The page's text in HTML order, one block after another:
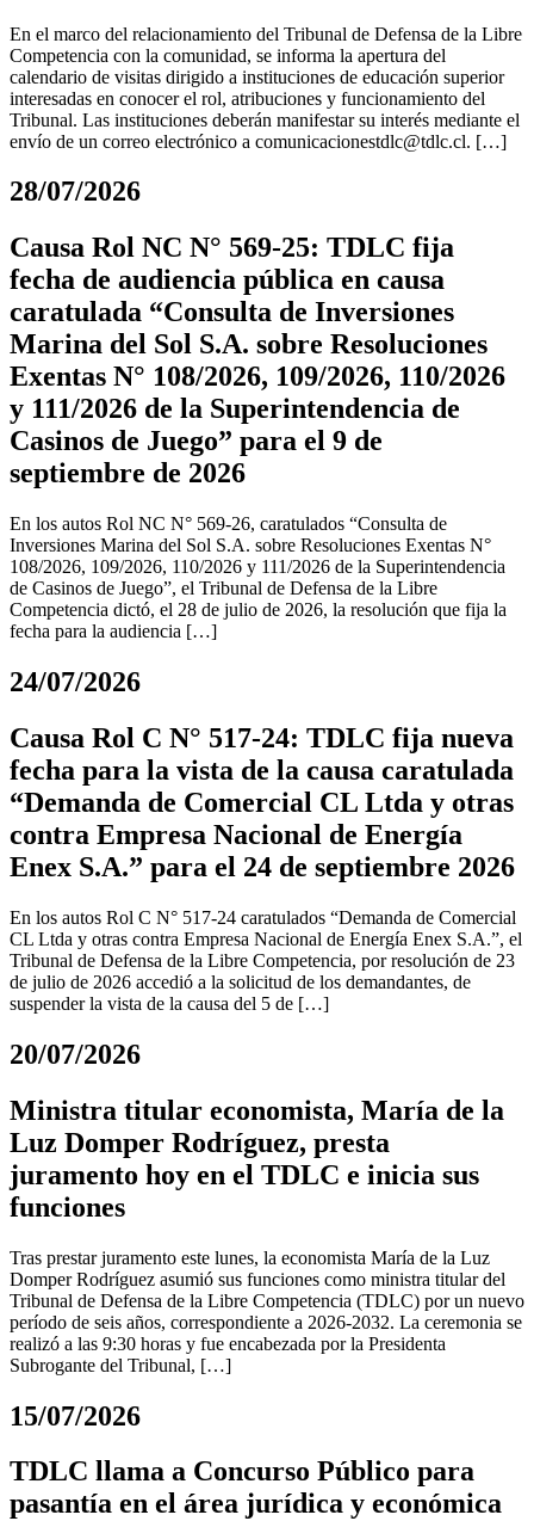
En el marco del relacionamiento del Tribunal de Defensa de la Libre
Competencia con la comunidad, se informa la apertura del
calendario de visitas dirigido a instituciones de educación superior
interesadas en conocer el rol, atribuciones y funcionamiento del
Tribunal. Las instituciones deberán manifestar su interés mediante el
envío de un correo electrónico a comunicacionestdlc@tdlc.cl. […]
28/07/2026
Causa Rol NC N° 569-25: TDLC fija
fecha de audiencia pública en causa
caratulada “Consulta de Inversiones
Marina del Sol S.A. sobre Resoluciones
Exentas N° 108/2026, 109/2026, 110/2026
y 111/2026 de la Superintendencia de
Casinos de Juego” para el 9 de
septiembre de 2026
En los autos Rol NC N° 569-26, caratulados “Consulta de
Inversiones Marina del Sol S.A. sobre Resoluciones Exentas N°
108/2026, 109/2026, 110/2026 y 111/2026 de la Superintendencia
de Casinos de Juego”, el Tribunal de Defensa de la Libre
Competencia dictó, el 28 de julio de 2026, la resolución que fija la
fecha para la audiencia […]
24/07/2026
Causa Rol C N° 517-24: TDLC fija nueva
fecha para la vista de la causa caratulada
“Demanda de Comercial CL Ltda y otras
contra Empresa Nacional de Energía
Enex S.A.” para el 24 de septiembre 2026
En los autos Rol C N° 517-24 caratulados “Demanda de Comercial
CL Ltda y otras contra Empresa Nacional de Energía Enex S.A.”, el
Tribunal de Defensa de la Libre Competencia, por resolución de 23
de julio de 2026 accedió a la solicitud de los demandantes, de
suspender la vista de la causa del 5 de […]
20/07/2026
Ministra titular economista, María de la
Luz Domper Rodríguez, presta
juramento hoy en el TDLC e inicia sus
funciones
Tras prestar juramento este lunes, la economista María de la Luz
Domper Rodríguez asumió sus funciones como ministra titular del
Tribunal de Defensa de la Libre Competencia (TDLC) por un nuevo
período de seis años, correspondiente a 2026-2032. La ceremonia se
realizó a las 9:30 horas y fue encabezada por la Presidenta
Subrogante del Tribunal, […]
15/07/2026
TDLC llama a Concurso Público para
pasantía en el área jurídica y económica